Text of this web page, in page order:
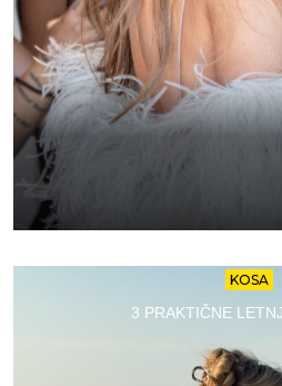
KOSA
3 PRAKTIČNE